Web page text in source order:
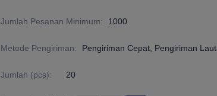
Jumlah Pesanan Minimum: 1000
Metode Pengiriman: Pengiriman Cepat, Pengiriman Laut
Jumlah (pcs): 20